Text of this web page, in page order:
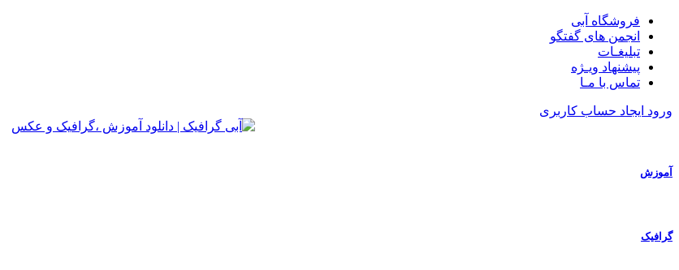
فروشگاه آبی
انجمن های گفتگو
تبلیغـات
پیشنهاد ویـژه
تماس با مـا
ورود ایجاد حساب کاربری
آموزش
گرافیک